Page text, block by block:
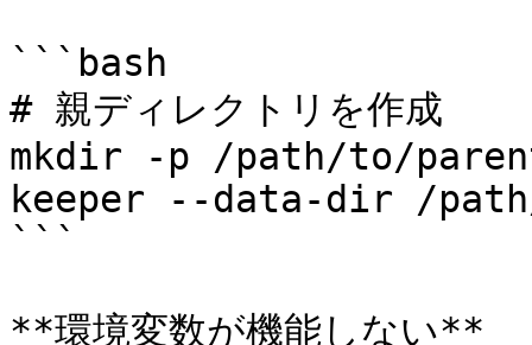
```bash
# 親ディレクトリを作成
mkdir -p /path/to/
keeper --data-dir /
```
**環境変数が機能しない**